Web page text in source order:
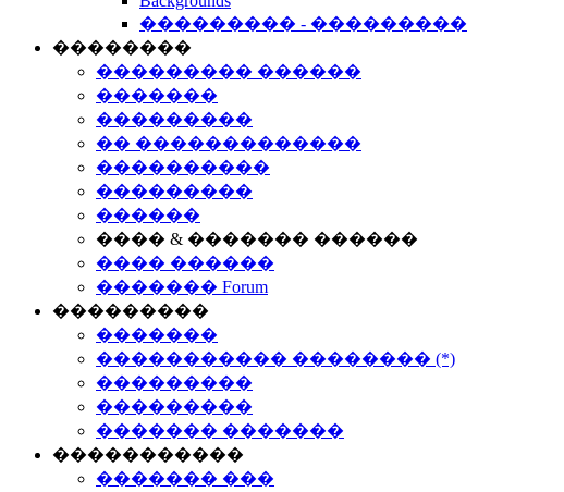
��������� - ���������
��������
��������� ������
�������
���������
�� �������������
����������
���������
������
���� & ������� ������
���� ������
������� Forum
���������
�������
����������� �������� (*)
���������
���������
������� �������
�����������
������� ���